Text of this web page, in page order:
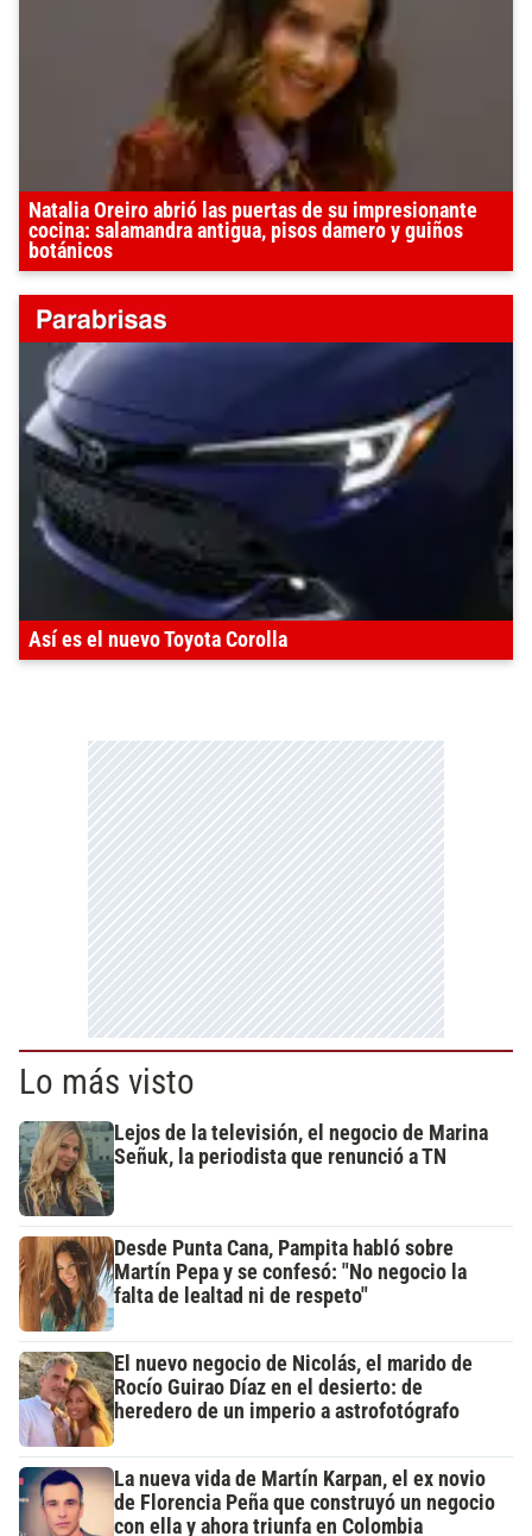
Natalia Oreiro abrió las puertas de su impresionante
cocina: salamandra antigua, pisos damero y guiños
botánicos
Así es el nuevo Toyota Corolla
Lo más visto
Lejos de la televisión, el negocio de Marina
Señuk, la periodista que renunció a TN
Desde Punta Cana, Pampita habló sobre
Martín Pepa y se confesó: "No negocio la
falta de lealtad ni de respeto"
El nuevo negocio de Nicolás, el marido de
Rocío Guirao Díaz en el desierto: de
heredero de un imperio a astrofotógrafo
La nueva vida de Martín Karpan, el ex novio
de Florencia Peña que construyó un negocio
con ella y ahora triunfa en Colombia